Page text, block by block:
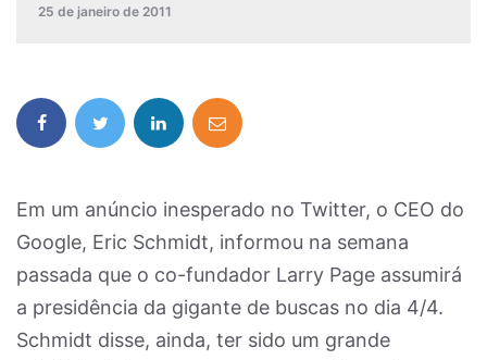
25 de janeiro de 2011
Em um anúncio inesperado no Twitter, o CEO do
Google, Eric Schmidt, informou na semana
passada que o co-fundador Larry Page assumirá
a presidência da gigante de buscas no dia 4/4.
Schmidt disse, ainda, ter sido um grande